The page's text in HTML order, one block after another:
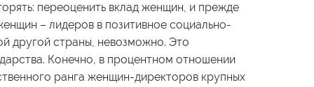
переоценить вклад женщин, и прежде
– лидеров в позитивное социально-
другой страны, невозможно. Это
Конечно, в процентном отношении
ранга женщин-директоров крупных